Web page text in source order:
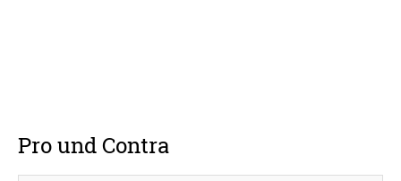
Pro und Contra